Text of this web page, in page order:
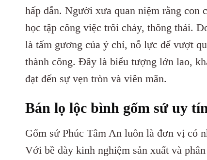
hấp dẫn. Người xưa quan niệm rằng con
học tập công việc trôi chảy, thông thái.
là tấm gương của ý chí, nỗ lực để vượt
thành công. Đây là biểu tượng lớn lao,
đạt đến sự vẹn tròn và viên mãn.
Bán lọ lộc bình gốm sứ uy
Gốm sứ Phúc Tâm An luôn là đơn vị có
Với bề dày kinh nghiệm sản xuất và